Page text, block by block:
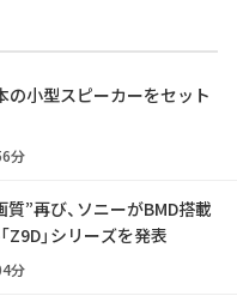
の小型スピーカーをセット
分
”再び、ソニーがBMD搭載
Z9D」シリーズを発表
分